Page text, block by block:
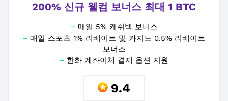
200% 신규 웰컴 보너스 최대 1 BTC
+ 매일 5% 캐쉬백 보너스
+ 매일 스포츠 1% 리베이트 및 카지노 0.5% 리베이트
보너스
+ 한화 계좌이체 결제 옵션 지원
9.4